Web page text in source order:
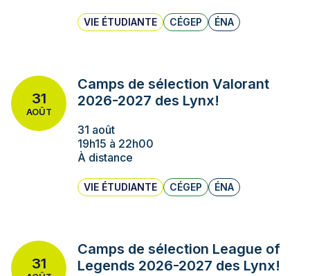
VIE ÉTUDIANTE CÉGEP ÉNA
31
AOÛT
Camps de sélection Valorant
2026-2027 des Lynx!
31 août
19h15 à 22h00
À distance
VIE ÉTUDIANTE CÉGEP ÉNA
31
Camps de sélection League of
Legends 2026-2027 des Lynx!